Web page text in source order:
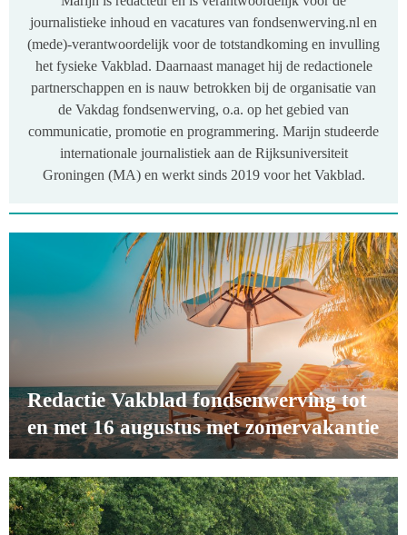
journalistieke inhoud en vacatures van fondsenwerving.nl en
(mede)-verantwoordelijk voor de totstandkoming en invulling
het fysieke Vakblad. Daarnaast managet hij de redactionele
partnerschappen en is nauw betrokken bij de organisatie van
de Vakdag fondsenwerving, o.a. op het gebied van
communicatie, promotie en programmering. Marijn studeerde
internationale journalistiek aan de Rijksuniversiteit
Groningen (MA) en werkt sinds 2019 voor het Vakblad.
Redactie Vakblad fondsenwerving tot
en met 16 augustus met zomervakantie